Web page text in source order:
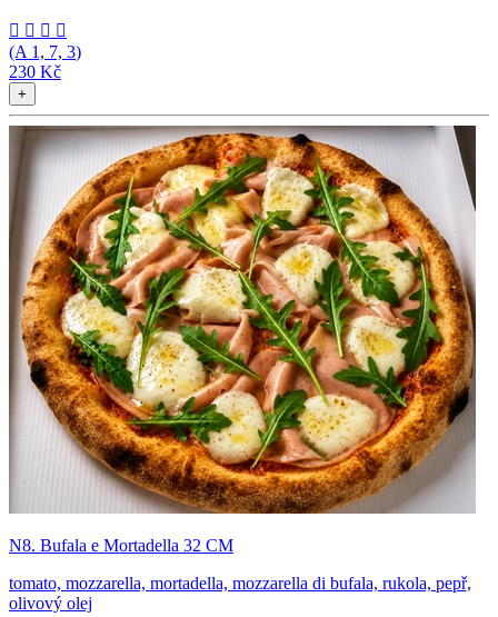
   
(A 1, 7, 3)
230 Kč
+
N8. Bufala e Mortadella 32 CM
tomato, mozzarella, mortadella, mozzarella di bufala, rukola, pepř,
olivový olej